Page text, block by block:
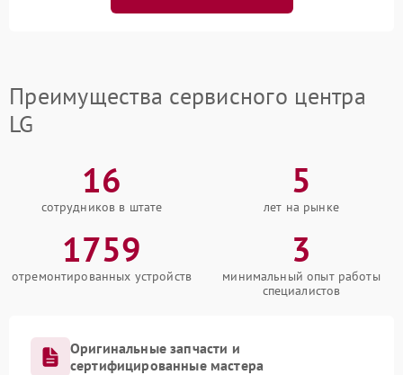
Преимущества сервисного центра
LG
16
сотрудников в штате
5
лет на рынке
1759
отремонтированных устройств
3
минимальный опыт работы
специалистов
Оригинальные запчасти и
сертифицированные мастера